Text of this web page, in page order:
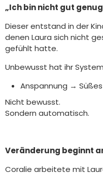
„Ich bin nicht gut
Dieser entstand in der
denen Laura sich nicht
gefühlt hatte.
Unbewusst hat ihr
Anspannung →
Nicht bewusst.
Sondern automatisch.
Veränderung beginnt
Coralie arbeitete mit